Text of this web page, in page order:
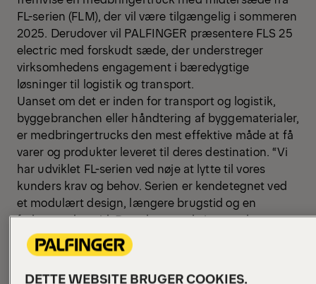
FL-serien (FLM), der vil være tilgængelig i sommeren
2025. Derudover vil PALFINGER præsentere FLS 25
electric med forskudt sæde, der understreger
virksomhedens engagement i bæredygtige
løsninger til logistik og transport.
Uanset om det er inden for transport og logistik,
byggebranchen eller håndtering af byggematerialer,
er medbringertrucks den mest effektive måde at få
varer og produkter leveret til deres destination. “Vi
har udviklet FL-serien ved nøje at lytte til vores
kunders krav og behov. Serien er kendetegnet ved
et modulært design, længere brugstid og en
forlænget levetid. Derudover maksimerer den
nyudviklede mast operatørens udsyn markant,”
siger Andreas Hille, SVP Global Product Line
DETTE WEBSITE BRUGER COOKIES.